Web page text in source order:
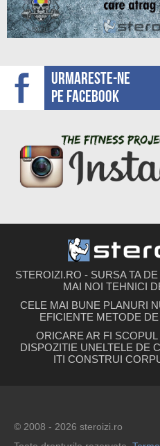
Urmareste-ne
pe facebook
STEROIZI.RO - SURSA TA
MAI NOI TEHNICI
CELE MAI BUNE PLANURI
EFICIENTE METODE
ORICARE AR FI
DISPOZITIE UNELTELE DE
ITI CONSTRUI
© 2008 - 2026 steroizi.ro